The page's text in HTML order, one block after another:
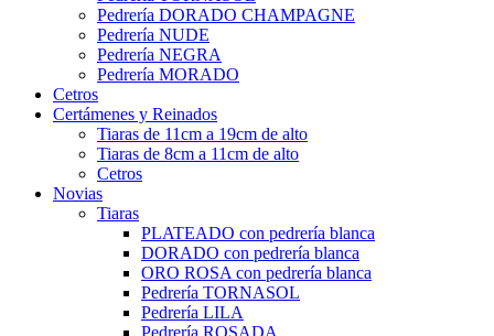
Pedrería DORADO CHAMPAGNE
Pedrería NUDE
Pedrería NEGRA
Pedrería MORADO
Cetros
Certámenes y Reinados
Tiaras de 11cm a 19cm de alto
Tiaras de 8cm a 11cm de alto
Cetros
Novias
Tiaras
PLATEADO con pedrería blanca
DORADO con pedrería blanca
ORO ROSA con pedrería blanca
Pedrería TORNASOL
Pedrería LILA
Pedrería ROSADA